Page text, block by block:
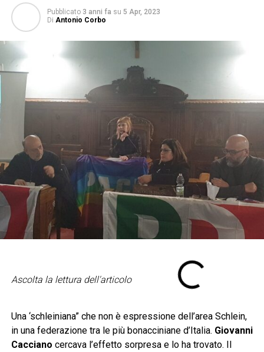
Pubblicato 3 anni fa su 5 Apr, 2023
Di Antonio Corbo
Ascolta la lettura dell'articolo
Una ‘schleiniana” che non è espressione dell’area Schlein,
in una federazione tra le più bonacciniane d’Italia. Giovanni
Cacciano cercava l’effetto sorpresa e lo ha trovato. Il